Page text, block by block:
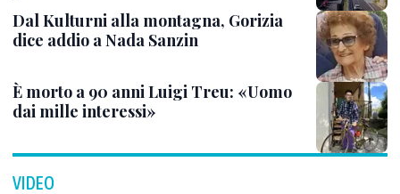
Dal Kulturni alla montagna, Gorizia
dice addio a Nada Sanzin
È morto a 90 anni Luigi Treu: «Uomo
dai mille interessi»
VIDEO